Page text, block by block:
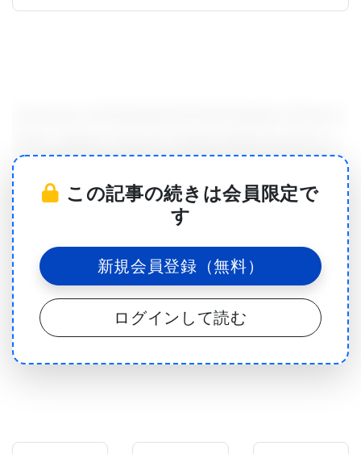
なって進め､2017年11月30日付American Journal of
Human Geneticsオンライン版に掲載された新研究
は､この耳たぶの遺伝ははるかに複雑で､耳たぶの密
着度については少なくとも49個の遺伝子の相互関係
が関わっていることを明らかにした｡
この研究論文の筆頭著者で､Pitt Public Healthの
Department of Human GeneticsとPittのSchool of
この記事の続きは会員限定で
す
新規会員登録（無料）
ログインして読む